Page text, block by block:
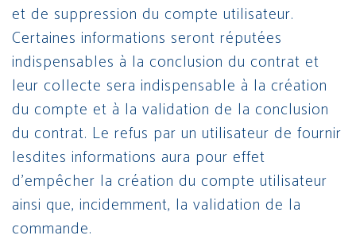
et de suppression du compte utilisateur.
Certaines informations seront réputées
indispensables à la conclusion du contrat et
leur collecte sera indispensable à la création
du compte et à la validation de la conclusion
du contrat. Le refus par un utilisateur de fournir
lesdites informations aura pour effet
d’empêcher la création du compte utilisateur
ainsi que, incidemment, la validation de la
commande.